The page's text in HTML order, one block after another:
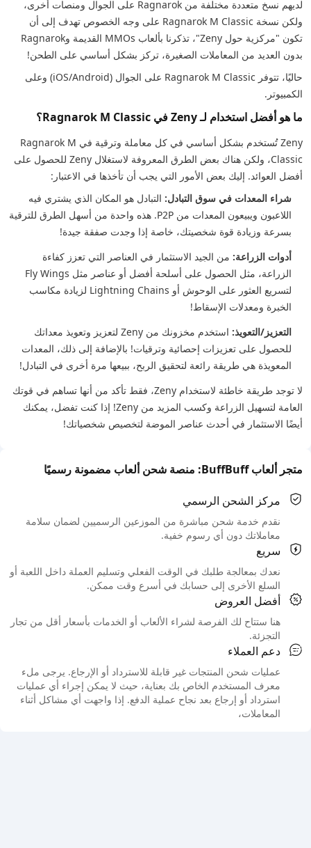
لديهم نسخ متعددة مختلفة من Ragnarok على الجوال ومنصات أخرى،
ولكن نسخة Ragnarok M Classic على وجه الخصوص تهدف إلى أن
تكون "مركزية حول Zeny"، تذكرنا بألعاب MMOs القديمة وRagnarok
بدون العديد من المعاملات الصغيرة، تركز بشكل أساسي على الطحن!
حاليًا، تتوفر Ragnarok M Classic على الجوال (iOS/Android) وعلى
الكمبيوتر.
ما هو أفضل استخدام لـ Zeny في Ragnarok M Classic؟
Zeny تُستخدم بشكل أساسي في كل معاملة وترقية في Ragnarok M
Classic، ولكن هناك بعض الطرق المعروفة لاستغلال Zeny للحصول على
أفضل العوائد. إليك بعض الأمور التي يجب أن تأخذها في الاعتبار:
شراء المعدات في سوق التبادل: التبادل هو المكان الذي يشتري فيه
اللاعبون ويبيعون المعدات من P2P. هذه واحدة من أسهل الطرق للترقية
بسرعة وزيادة قوة شخصيتك، خاصة إذا وجدت صفقة جيدة!
أدوات الزراعة: من الجيد الاستثمار في العناصر التي تعزز كفاءة
الزراعة، مثل الحصول على أسلحة أفضل أو عناصر مثل Fly Wings
لتسريع العثور على الوحوش أو Lightning Chains لزيادة مكاسب
الخبرة ومعدلات الإسقاط!
التعزيز/التعويذ:
استخدم مخزونك من Zeny لتعزيز وتعويذ معداتك
للحصول على تعزيزات إحصائية وترقيات! بالإضافة إلى ذلك، المعدات
المعويذة هي طريقة رائعة لتحقيق الربح، ببيعها مرة أخرى في التبادل!
لا توجد طريقة خاطئة لاستخدام Zeny، فقط تأكد من أنها تساهم في قوتك
العامة لتسهيل الزراعة وكسب المزيد من Zeny! إذا كنت تفضل، يمكنك
أيضًا الاستثمار في أحدث عناصر الموضة لتخصيص شخصياتك!
متجر ألعاب BuffBuff: منصة شحن ألعاب مضمونة رسميًا
مركز الشحن الرسمي
نقدم خدمة شحن مباشرة من الموزعين الرسميين لضمان سلامة
معاملاتك دون أي رسوم خفية.
سريع
نعدك بمعالجة طلبك في الوقت الفعلي وتسليم العملة داخل اللعبة أو
السلع الأخرى إلى حسابك في أسرع وقت ممكن.
أفضل العروض
هنا ستتاح لك الفرصة لشراء الألعاب أو الخدمات بأسعار أقل من تجار
التجزئة.
دعم العملاء
عمليات شحن المنتجات غير قابلة للاسترداد أو الإرجاع. يرجى ملء
معرف المستخدم الخاص بك بعناية، حيث لا يمكن إجراء أي عمليات
استرداد أو إرجاع بعد نجاح عملية الدفع. إذا واجهت أي مشاكل أثناء
المعاملات،